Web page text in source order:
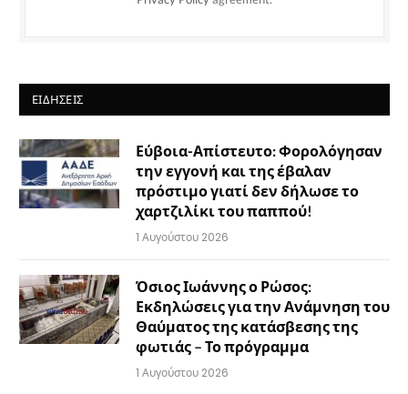
ΕΙΔΉΣΕΙΣ
Εύβοια-Απίστευτο: Φορολόγησαν
την εγγονή και της έβαλαν
πρόστιμο γιατί δεν δήλωσε το
χαρτζιλίκι του παππού!
1 Αυγούστου 2026
Όσιος Ιωάννης ο Ρώσος:
Εκδηλώσεις για την Ανάμνηση του
Θαύματος της κατάσβεσης της
φωτιάς – Το πρόγραμμα
1 Αυγούστου 2026